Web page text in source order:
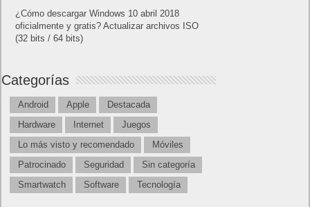
¿Cómo descargar Windows 10 abril 2018
oficialmente y gratis? Actualizar archivos ISO
(32 bits / 64 bits)
Categorías
Android Apple
Destacada
Hardware
Internet
Juegos
Lo más visto y recomendado
Móviles
Patrocinado
Seguridad
Sin categoría
Smartwatch
Software Tecnología